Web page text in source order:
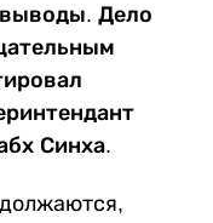
Дело
Синха.